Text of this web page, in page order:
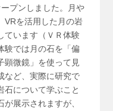
プンしました。月や
VRを活用した月の岩
ています（ＶＲ体験
験では月の石を「偏
顕微鏡」を使って見
など、実際に研究で
石について学ぶこと
展示されますが、